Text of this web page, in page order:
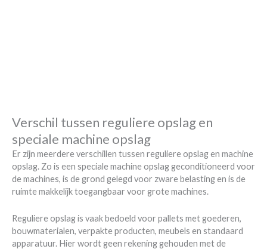
Verschil tussen reguliere opslag en
speciale machine opslag
Er zijn meerdere verschillen tussen reguliere opslag en machine
opslag. Zo is een speciale machine opslag geconditioneerd voor
de machines, is de grond gelegd voor zware belasting en is de
ruimte makkelijk toegangbaar voor grote machines.
Reguliere opslag is vaak bedoeld voor pallets met goederen,
bouwmaterialen, verpakte producten, meubels en standaard
apparatuur. Hier wordt geen rekening gehouden met de